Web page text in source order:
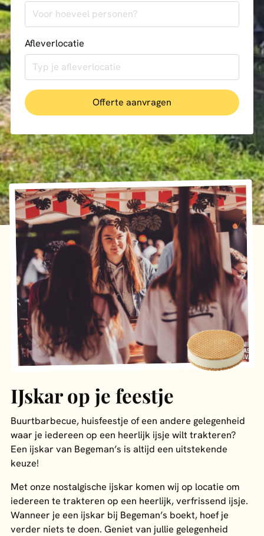
Afleverlocatie
Offerte aanvragen
IJskar op je feestje
Buurtbarbecue, huisfeestje of een andere gelegenheid
waar je iedereen op een heerlijk ijsje wilt trakteren?
Een ijskar van Begeman’s is altijd een uitstekende
keuze!
Met onze nostalgische ijskar komen wij op locatie om
iedereen te trakteren op een heerlijk, verfrissend ijsje.
Wanneer je een ijskar bij Begeman’s boekt, hoef je
verder niets te doen. Geniet van jullie gelegenheid